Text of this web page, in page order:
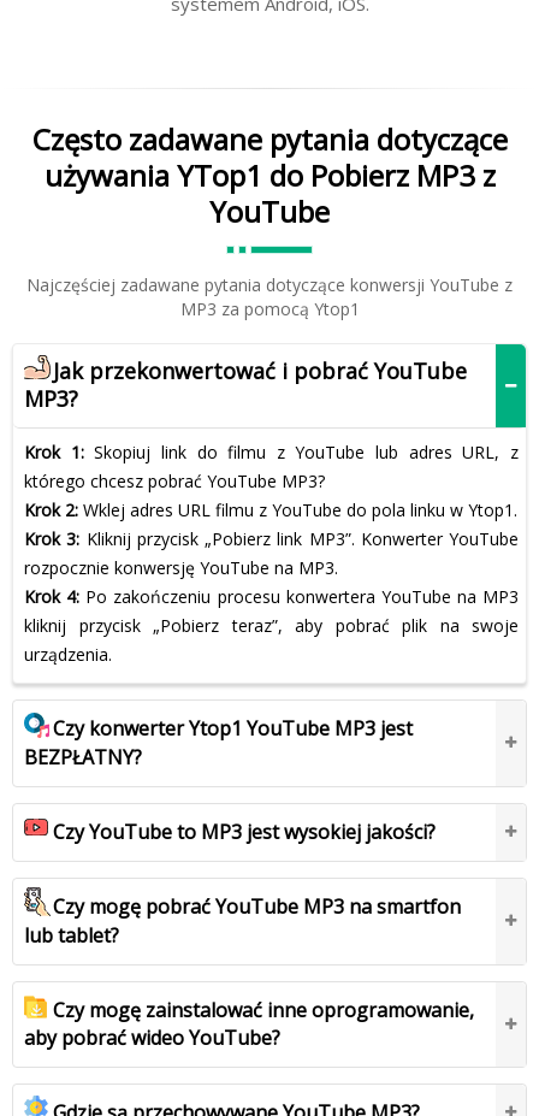
Często zadawane pytania dotyczące
używania YTop1 do Pobierz MP3 z
YouTube
Najczęściej zadawane pytania dotyczące konwersji YouTube z
MP3 za pomocą Ytop1
Jak przekonwertować i pobrać YouTube
MP3?
Krok 1:Skopiuj link do filmu z YouTube lub adres URL, z
którego chcesz pobrać YouTube MP3?
Krok 2: Wklej adres URL filmu z YouTube do pola linku w Ytop1.
Krok 3: Kliknij przycisk „Pobierz link MP3”. Konwerter YouTube
rozpocznie konwersję YouTube na MP3.
Krok 4: Po zakończeniu procesu konwertera YouTube na MP3
kliknij przycisk „Pobierz teraz”, aby pobrać plik na swoje
urządzenia.
Czy konwerter Ytop1 YouTube MP3 jest
BEZPŁATNY?
Czy YouTube to MP3 jest wysokiej jakości?
Czy mogę pobrać YouTube MP3 na smartfon
lub tablet?
Czy mogę zainstalować inne oprogramowanie,
aby pobrać wideo YouTube?